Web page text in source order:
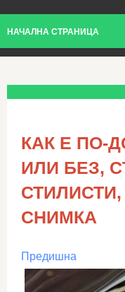
НАЧАЛНА СТРАНИЦА
КАК Е ПО-
ИЛИ БЕЗ,
СНИМКА
Предишна